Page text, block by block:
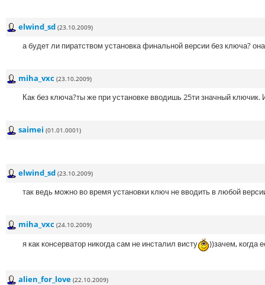
elwind_sd (23.10.2009)
а будет ли пиратством установка финальной версии без ключа?
miha_vxc (23.10.2009)
Как без ключа?ты же при установке вводишь 25ти значный ключик.
saimei (01.01.0001)
elwind_sd (23.10.2009)
так ведь можно во время установки ключ не вводить в любой
miha_vxc (24.10.2009)
я как консерватор никогда сам не инсталил висту ))зачем, когда
alien_for_love (22.10.2009)